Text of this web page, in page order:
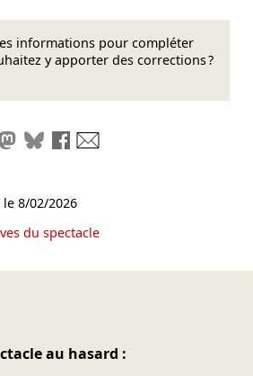
informations pour compléter
y apporter des corrections ?
le liensur LinkedIn
Partager sur Mastodon
Partager sur Bluesky
Partager sur Facebook
le 8/02/2026
du spectacle
au hasard :